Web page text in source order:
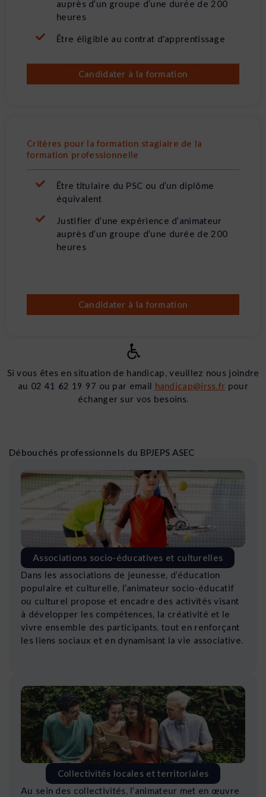
auprès d’un groupe d’une durée de 200
heures
Être éligible au contrat d'apprentissage
Candidater à la formation
Critères pour la formation stagiaire de la
formation professionnelle
Être titulaire du PSC ou d’un diplôme
équivalent
Justifier d’une expérience d’animateur
auprès d’un groupe d’une durée de 200
heures
Candidater à la formation
Si vous êtes en situation de handicap, veuillez nous joindre
au 02 41 62 19 97 ou par email handicap@irss.fr pour
échanger sur vos besoins.
Débouchés professionnels du BPJEPS ASEC
Associations socio-éducatives et culturelles
Dans les associations de jeunesse, d’éducation
populaire et culturelle, l’animateur socio-éducatif
ou culturel propose et encadre des activités visant
à développer les compétences, la créativité et le
vivre ensemble des participants, tout en renforçant
les liens sociaux et en dynamisant la vie associative.
Collectivités locales et territoriales
Au sein des collectivités, l’animateur met en œuvre